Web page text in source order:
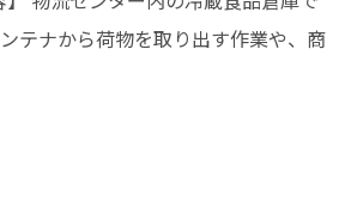
テナから荷物を取り出す作業や、商